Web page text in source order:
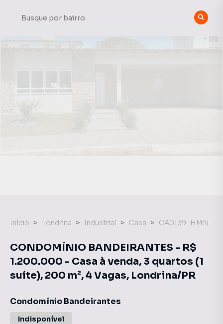
Início Londrina Industrial Casa CA0139_HMN
CONDOMÍNIO BANDEIRANTES - R$
1.200.000 - Casa à venda, 3 quartos (1
suíte), 200 m², 4 Vagas, Londrina/PR
Condomínio Bandeirantes
Indisponível